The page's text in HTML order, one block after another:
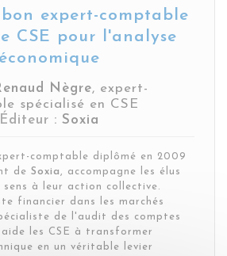
bon expert-comptable
CSE pour l'analyse
économique
Nègre, expert-
spécialisé en CSE
Éditeur : Soxia
comptable diplômé en 2009
de Soxia , accompagne les élus
sens à leur action collective.
financier dans les marchés
de l'audit des comptes
les CSE à transformer
en un véritable levier